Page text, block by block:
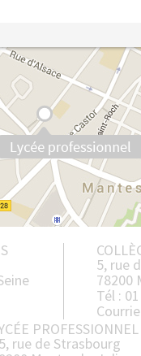
5, rue
78200
Tél :
PROFESSIONNEL
rue de Strasbourg